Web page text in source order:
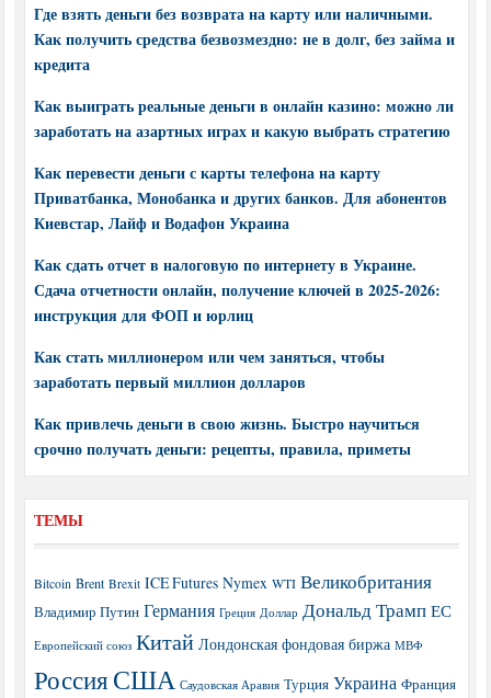
Где взять деньги без возврата на карту или наличными.
Как получить средства безвозмездно: не в долг, без займа и
кредита
Как выиграть реальные деньги в онлайн казино: можно ли
заработать на азартных играх и какую выбрать стратегию
Как перевести деньги с карты телефона на карту
Приватбанка, Монобанка и других банков. Для абонентов
Киевстар, Лайф и Водафон Украина
Как сдать отчет в налоговую по интернету в Украине.
Сдача отчетности онлайн, получение ключей в 2025-2026:
инструкция для ФОП и юрлиц
Как стать миллионером или чем заняться, чтобы
заработать первый миллион долларов
Как привлечь деньги в свою жизнь. Быстро научиться
срочно получать деньги: рецепты, правила, приметы
ТЕМЫ
Bitcoin Brent Brexit ICE Futures Nymex WTI Великобритания
Владимир Путин Германия Греция Доллар Дональд Трамп ЕС
Европейский союз Китай Лондонская фондовая биржа МВФ
РоссияСША Саудовская Аравия Турция Украина Франция